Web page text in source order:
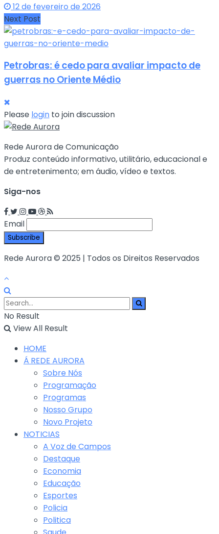
12 de fevereiro de 2026
Next Post
Petrobras: é cedo para avaliar impacto de
guerras no Oriente Médio
Please login to join discussion
Rede Aurora de Comunicação
Produz conteúdo informativo, utilitário, educacional e
de entretenimento; em áudio, vídeo e textos.
Siga-nos
Email
Rede Aurora © 2025 | Todos os Direitos Reservados
No Result
View All Result
HOME
Á REDE AURORA
Sobre Nós
Programação
Programas
Nosso Grupo
Novo Projeto
NOTICIAS
A Voz de Campos
Destaque
Economia
Educação
Esportes
Policia
Politica